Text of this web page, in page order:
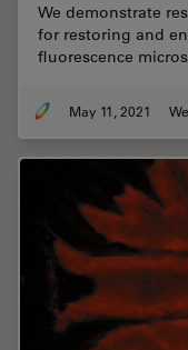
We demonstrate
for restoring and
fluorescence
May 11, 2021